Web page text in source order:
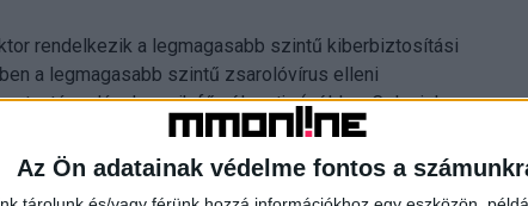
Az Ön adatainak védelme fontos a
rendelkezik a legmagasabb szintű kiberbiztosítási
a legmagasabb szintű zsarolóvírus elleni
a támadások egyik fő célpontja (példa a Colonial
mennyiségű régi infrastruktúrával rendelkezik,
a támadásoknak való kitettséget.